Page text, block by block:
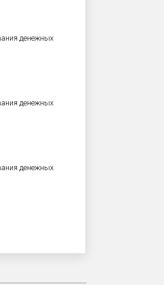
денежных
денежных
денежных